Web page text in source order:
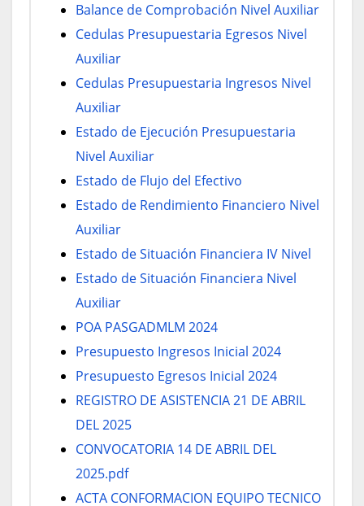
Balance de Comprobación Nivel Auxiliar
Cedulas Presupuestaria Egresos Nivel
Auxiliar
Cedulas Presupuestaria Ingresos Nivel
Auxiliar
Estado de Ejecución Presupuestaria
Nivel Auxiliar
Estado de Flujo del Efectivo
Estado de Rendimiento Financiero Nivel
Auxiliar
Estado de Situación Financiera IV Nivel
Estado de Situación Financiera Nivel
Auxiliar
POA PASGADMLM 2024
Presupuesto Ingresos Inicial 2024
Presupuesto Egresos Inicial 2024
REGISTRO DE ASISTENCIA 21 DE ABRIL
DEL 2025
CONVOCATORIA 14 DE ABRIL DEL
2025.pdf
ACTA CONFORMACION EQUIPO TECNICO